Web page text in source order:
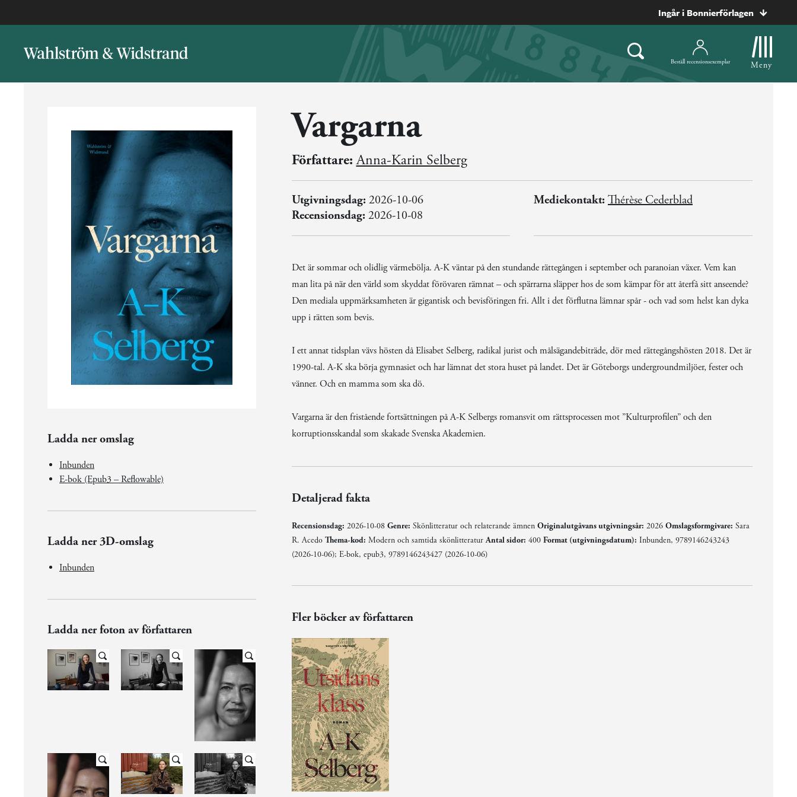
Ingår i Bonnierförlagen
Beställ recensionsexemplar Meny
Ladda ner omslag
Inbunden
E-bok (Epub3 – Reflowable)
Ladda ner 3D-omslag
Inbunden
Ladda ner foton av författaren
Vargarna
Författare: Anna-Karin Selberg
Utgivningsdag:2026-10-06
Recensionsdag:2026-10-08
Mediekontakt: Thérèse Cederblad
Det är sommar och olidlig värmebölja. A-K väntar på den stundande rättegången i september och paranoian växer. Vem kan
man lita på när den värld som skyddat förövaren rämnat – och spärrarna släpper hos de som kämpar för att återfå sitt anseende?
Den mediala uppmärksamheten är gigantisk och bevisföringen fri. Allt i det förflutna lämnar spår - och vad som helst kan dyka
upp i rätten som bevis.
I ett annat tidsplan vävs hösten då Elisabet Selberg, radikal jurist och målsägandebiträde, dör med rättegångshösten 2018. Det är
1990-tal. A-K ska börja gymnasiet och har lämnat det stora huset på landet. Det är Göteborgs undergroundmiljöer, fester och
vänner. Och en mamma som ska dö.
Vargarna är den fristående fortsättningen på A-K Selbergs romansvit om rättsprocessen mot ”Kulturprofilen” och den
korruptionsskandal som skakade Svenska Akademien.
Detaljerad fakta
Recensionsdag: 2026-10-08 Genre: Skönlitteratur och relaterande ämnen Originalutgåvans utgivningsår: 2026 Omslagsformgivare: Sara
R. Acedo Thema-kod: Modern och samtida skönlitteraturAntal sidor: 400 Format (utgivningsdatum): Inbunden, 9789146243243
(2026-10-06); E-bok, epub3, 9789146243427 (2026-10-06)
Fler böcker av författaren